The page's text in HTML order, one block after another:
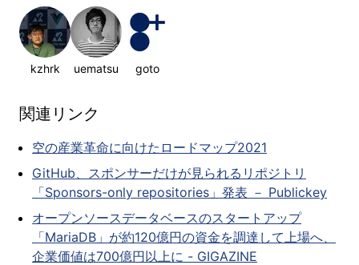
kzhrk uematsu goto
関連リンク
空の産業革命に向けたロードマップ2021
GitHub、スポンサーだけが見られるリポジトリ
「Sponsors-only repositories」発表 － Publickey
オープンソースデータベースのスタートアップ
「MariaDB」が約120億円の資金を調達して上場へ、
企業価値は700億円以上に - GIGAZINE